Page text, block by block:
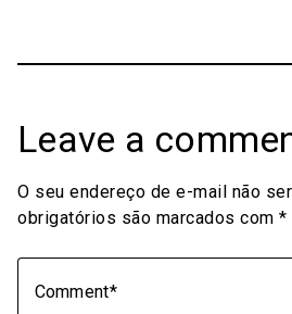
Leave a
O seu endereço de e-mail não
obrigatórios são marcados com *
Comment